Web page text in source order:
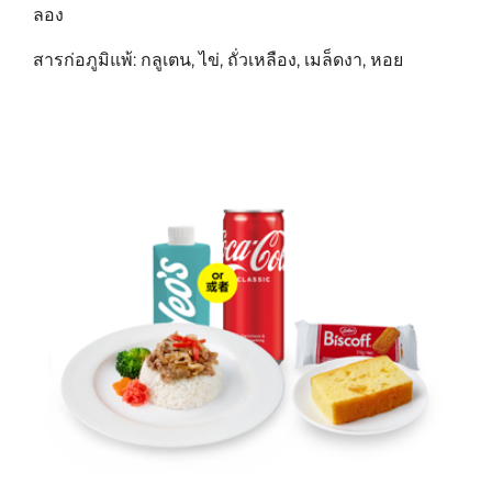
ลอง
สารก่อภูมิแพ้: กลูเตน, ไข่, ถั่วเหลือง, เมล็ดงา, หอย